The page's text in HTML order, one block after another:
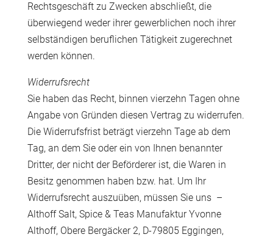
Rechtsgeschäft zu Zwecken abschließt, die
überwiegend weder ihrer gewerblichen noch ihrer
selbständigen beruflichen Tätigkeit zugerechnet
werden können.
Widerrufsrecht
Sie haben das Recht, binnen vierzehn Tagen ohne
Angabe von Gründen diesen Vertrag zu widerrufen.
Die Widerrufsfrist beträgt vierzehn Tage ab dem
Tag, an dem Sie oder ein von Ihnen benannter
Dritter, der nicht der Beförderer ist, die Waren in
Besitz genommen haben bzw. hat. Um Ihr
Widerrufsrecht auszuüben, müssen Sie uns –
Althoff Salt, Spice & Teas Manufaktur Yvonne
Althoff, Obere Bergäcker 2, D-79805 Eggingen,